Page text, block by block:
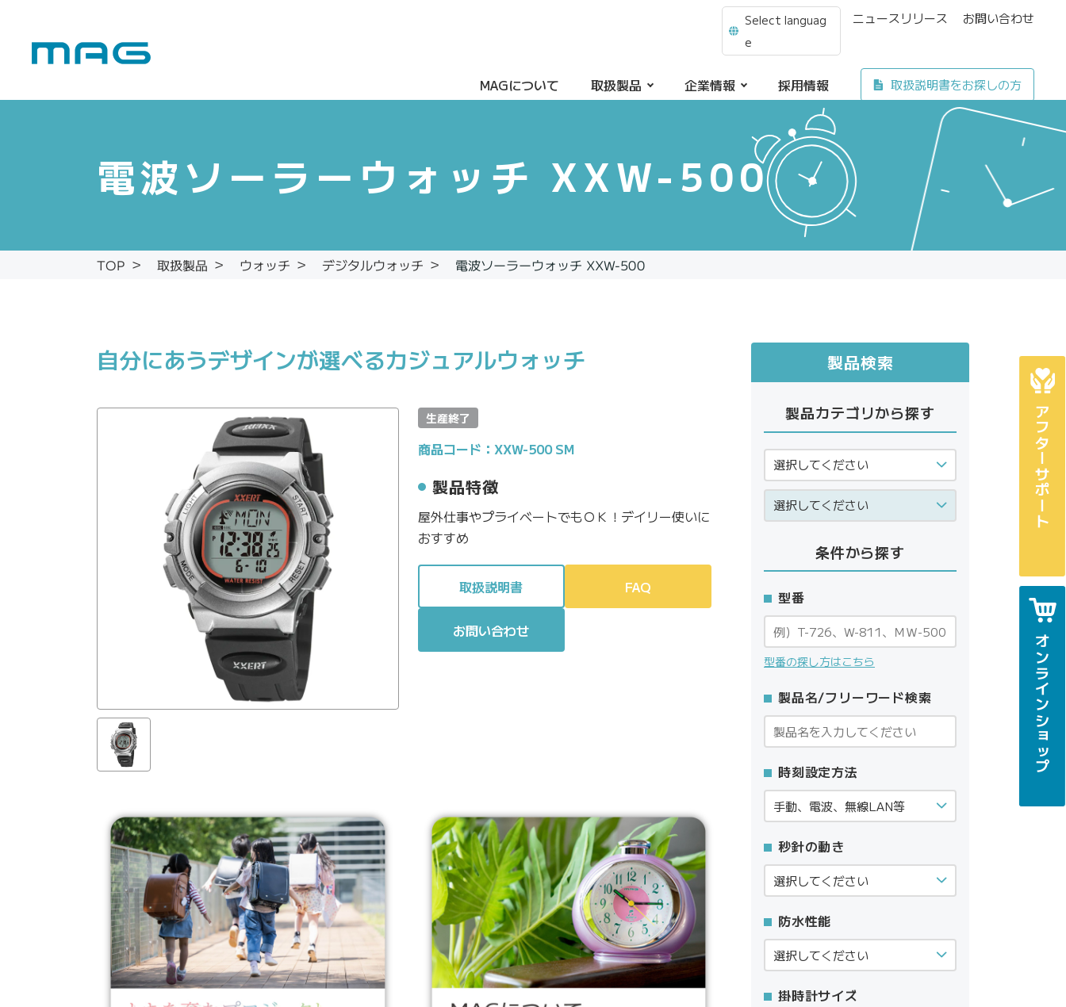
Select languag
e
ニュースリリース お問い合わせ
MAGについて 取扱製品 企業情報 採用情報 取扱説明書をお探しの方
電波ソーラーウォッチ XXW-500
TOP 取扱製品 ウォッチ デジタルウォッチ 電波ソーラーウォッチ XXW-500
自分にあうデザインが選べるカジュアルウォッチ
生産終了
商品コード：XXW-500 SM
製品特徴
屋外仕事やプライベートでもＯＫ！デイリー使いに
おすすめ
取扱説明書 FAQ
お問い合わせ
製品検索
製品カテゴリから探す
条件から探す
型番
型番の探し方はこちら
製品名/フリーワード検索
時刻設定方法
秒針の動き
防水性能
掛時計サイズ
アフターサポート
オンラインショップ